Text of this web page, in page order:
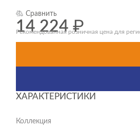
ХАРАКТЕРИСТИКИ
Коллекция
Сравнить
14 224₽
Рекомендованная розничная цена для